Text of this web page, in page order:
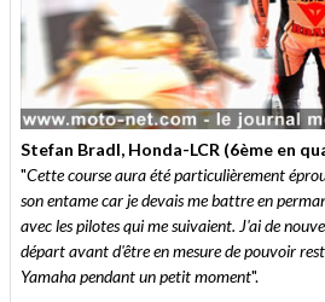
Stefan Bradl, Honda-LCR (6ème en
"Cette course aura été particulièrement
son entame car je devais me battre en
avec les pilotes qui me suivaient. J'ai de
départ avant d'être en mesure de pouvoir
Yamaha pendant un petit moment".